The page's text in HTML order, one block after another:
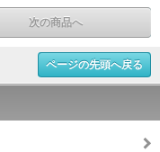
次の商品へ
ページの先頭へ戻る